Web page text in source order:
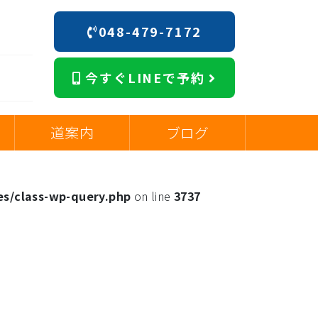
048-479-7172
今すぐLINEで予約
道案内 ブログ
class-wp-query.php on line3737